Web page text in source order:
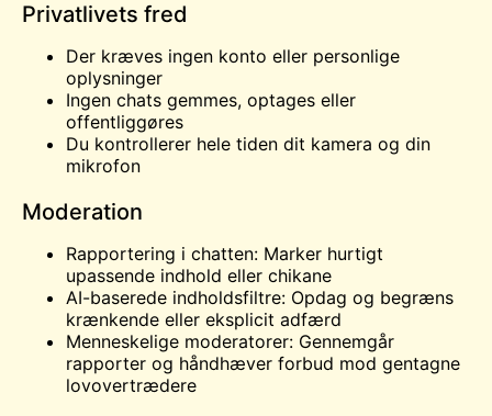
Privatlivets fred
Der kræves ingen konto eller personlige
oplysninger
Ingen chats gemmes, optages eller
offentliggøres
Du kontrollerer hele tiden dit kamera og din
mikrofon
Moderation
Rapportering i chatten: Marker hurtigt
upassende indhold eller chikane
AI-baserede indholdsfiltre: Opdag og begræns
krænkende eller eksplicit adfærd
Menneskelige moderatorer: Gennemgår
rapporter og håndhæver forbud mod gentagne
lovovertrædere